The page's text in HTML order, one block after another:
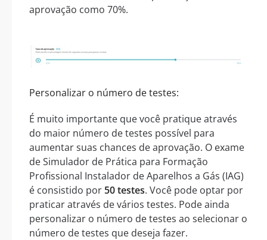
aprovação como 70%.
Personalizar o número de testes:
É muito importante que você pratique através
do maior número de testes possível para
aumentar suas chances de aprovação. O exame
de Simulador de Prática para Formação
Profissional Instalador de Aparelhos a Gás (IAG)
é consistido por 50 testes. Você pode optar por
praticar através de vários testes. Pode ainda
personalizar o número de testes ao selecionar o
número de testes que deseja fazer.